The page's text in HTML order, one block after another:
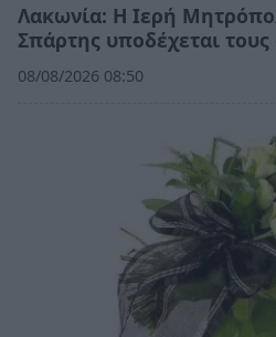
Λακωνία: Η Ιερή
Σπάρτης υποδέχεται τους
08/08/2026 08:50